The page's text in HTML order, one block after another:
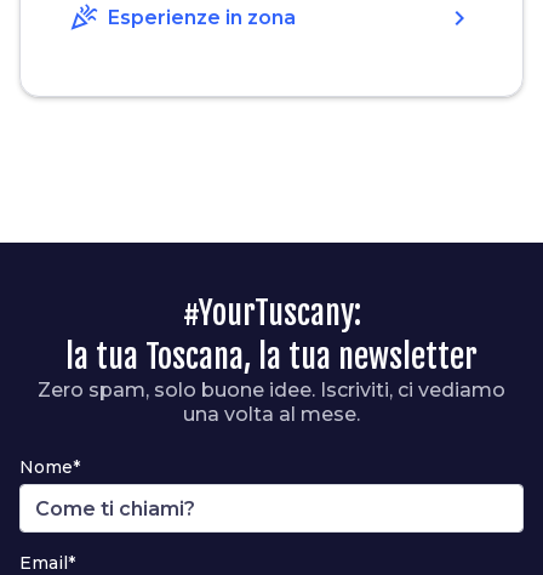
celebration Esperienze in zona chevron_right
#YourTuscany:
la tua Toscana, la tua newsletter
Zero spam, solo buone idee. Iscriviti, ci vediamo
una volta al mese.
Nome*
Email*